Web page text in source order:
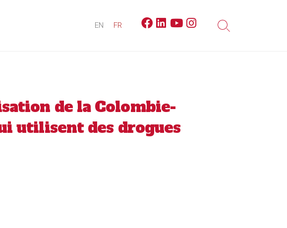
EN FR Facebook
LinkedinYoutubeInstagram
Search
de la Colombie-
utilisent des drogues